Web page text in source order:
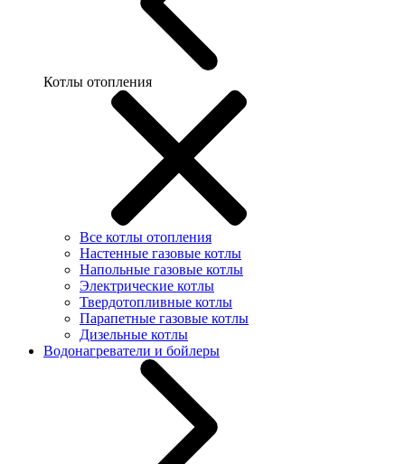
Котлы отопления
Все котлы отопления
Настенные газовые котлы
Напольные газовые котлы
Электрические котлы
Твердотопливные котлы
Парапетные газовые котлы
Дизельные котлы
Водонагреватели и бойлеры